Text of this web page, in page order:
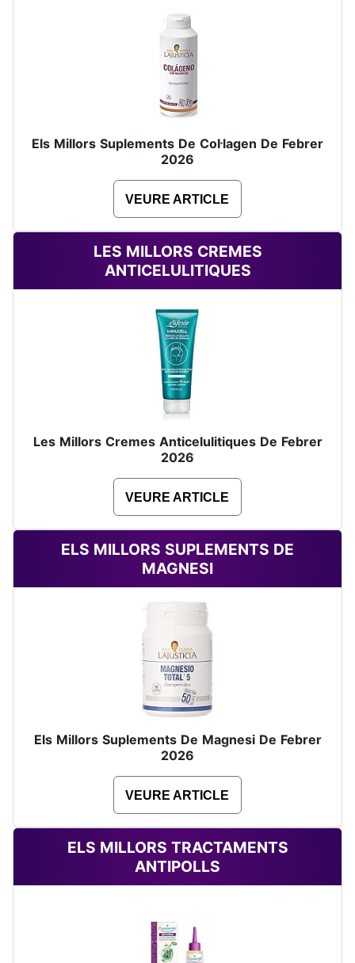
Els Millors Suplements De Col·lagen De Febrer
2026
VEURE ARTICLE
LES MILLORS CREMES
ANTICELULITIQUES
Les Millors Cremes Anticelulitiques De Febrer
2026
VEURE ARTICLE
ELS MILLORS SUPLEMENTS DE
MAGNESI
Els Millors Suplements De Magnesi De Febrer
2026
VEURE ARTICLE
ELS MILLORS TRACTAMENTS
ANTIPOLLS